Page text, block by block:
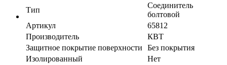
Тип
Соединитель
болтовой
Артикул
65812
Производитель
КВТ
Защитное покрытие поверхности
Без покрытия
Изолированный
Нет